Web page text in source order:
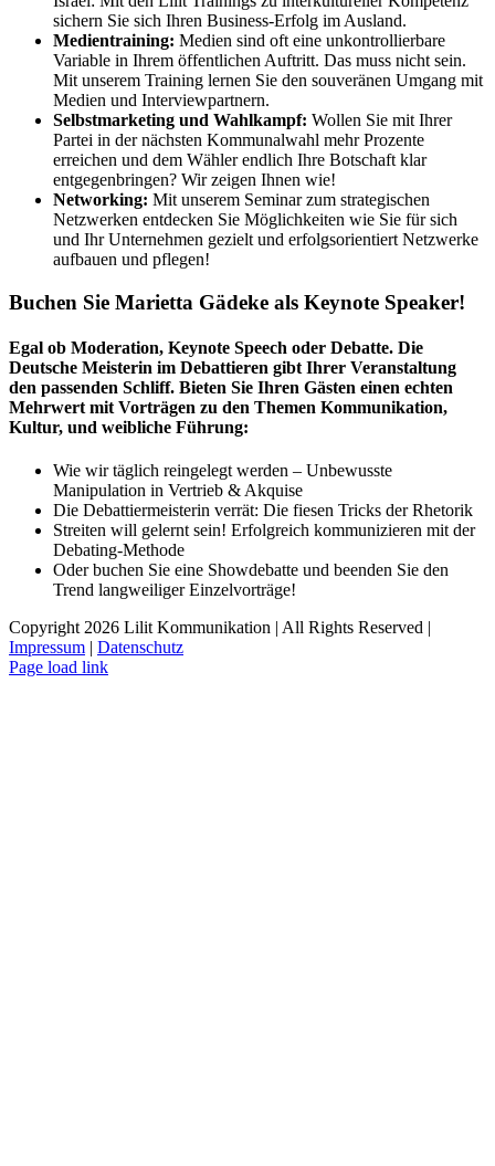
sichern Sie sich Ihren Business-Erfolg im Ausland.
Medientraining: Medien sind oft eine unkontrollierbare
Variable in Ihrem öffentlichen Auftritt. Das muss nicht sein.
Mit unserem Training lernen Sie den souveränen Umgang mit
Medien und Interviewpartnern.
Selbstmarketing und Wahlkampf: Wollen Sie mit Ihrer
Partei in der nächsten Kommunalwahl mehr Prozente
erreichen und dem Wähler endlich Ihre Botschaft klar
entgegenbringen? Wir zeigen Ihnen wie!
Networking: Mit unserem Seminar zum strategischen
Netzwerken entdecken Sie Möglichkeiten wie Sie für sich
und Ihr Unternehmen gezielt und erfolgsorientiert Netzwerke
aufbauen und pflegen!
Buchen Sie Marietta Gädeke als Keynote Speaker!
Egal ob Moderation, Keynote Speech oder Debatte. Die
Deutsche Meisterin im Debattieren gibt Ihrer Veranstaltung
den passenden Schliff. Bieten Sie Ihren Gästen einen echten
Mehrwert mit Vorträgen zu den Themen Kommunikation,
Kultur, und weibliche Führung:
Wie wir täglich reingelegt werden – Unbewusste
Manipulation in Vertrieb & Akquise
Die Debattiermeisterin verrät: Die fiesen Tricks der Rhetorik
Streiten will gelernt sein! Erfolgreich kommunizieren mit der
Debating-Methode
Oder buchen Sie eine Showdebatte und beenden Sie den
Trend langweiliger Einzelvorträge!
Copyright 2026 Lilit Kommunikation | All Rights Reserved |
Impressum | Datenschutz
LinkedIn
X
Facebook
Xing
E-
Page load link